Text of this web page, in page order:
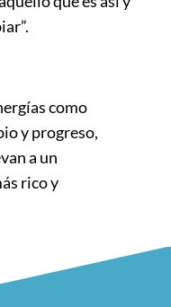
como
y progreso,
a un
rico y